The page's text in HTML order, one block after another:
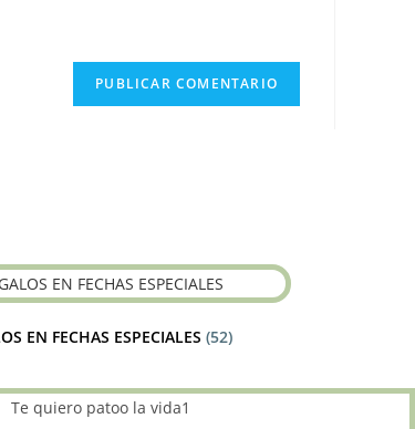
EN FECHAS ESPECIALES (52)